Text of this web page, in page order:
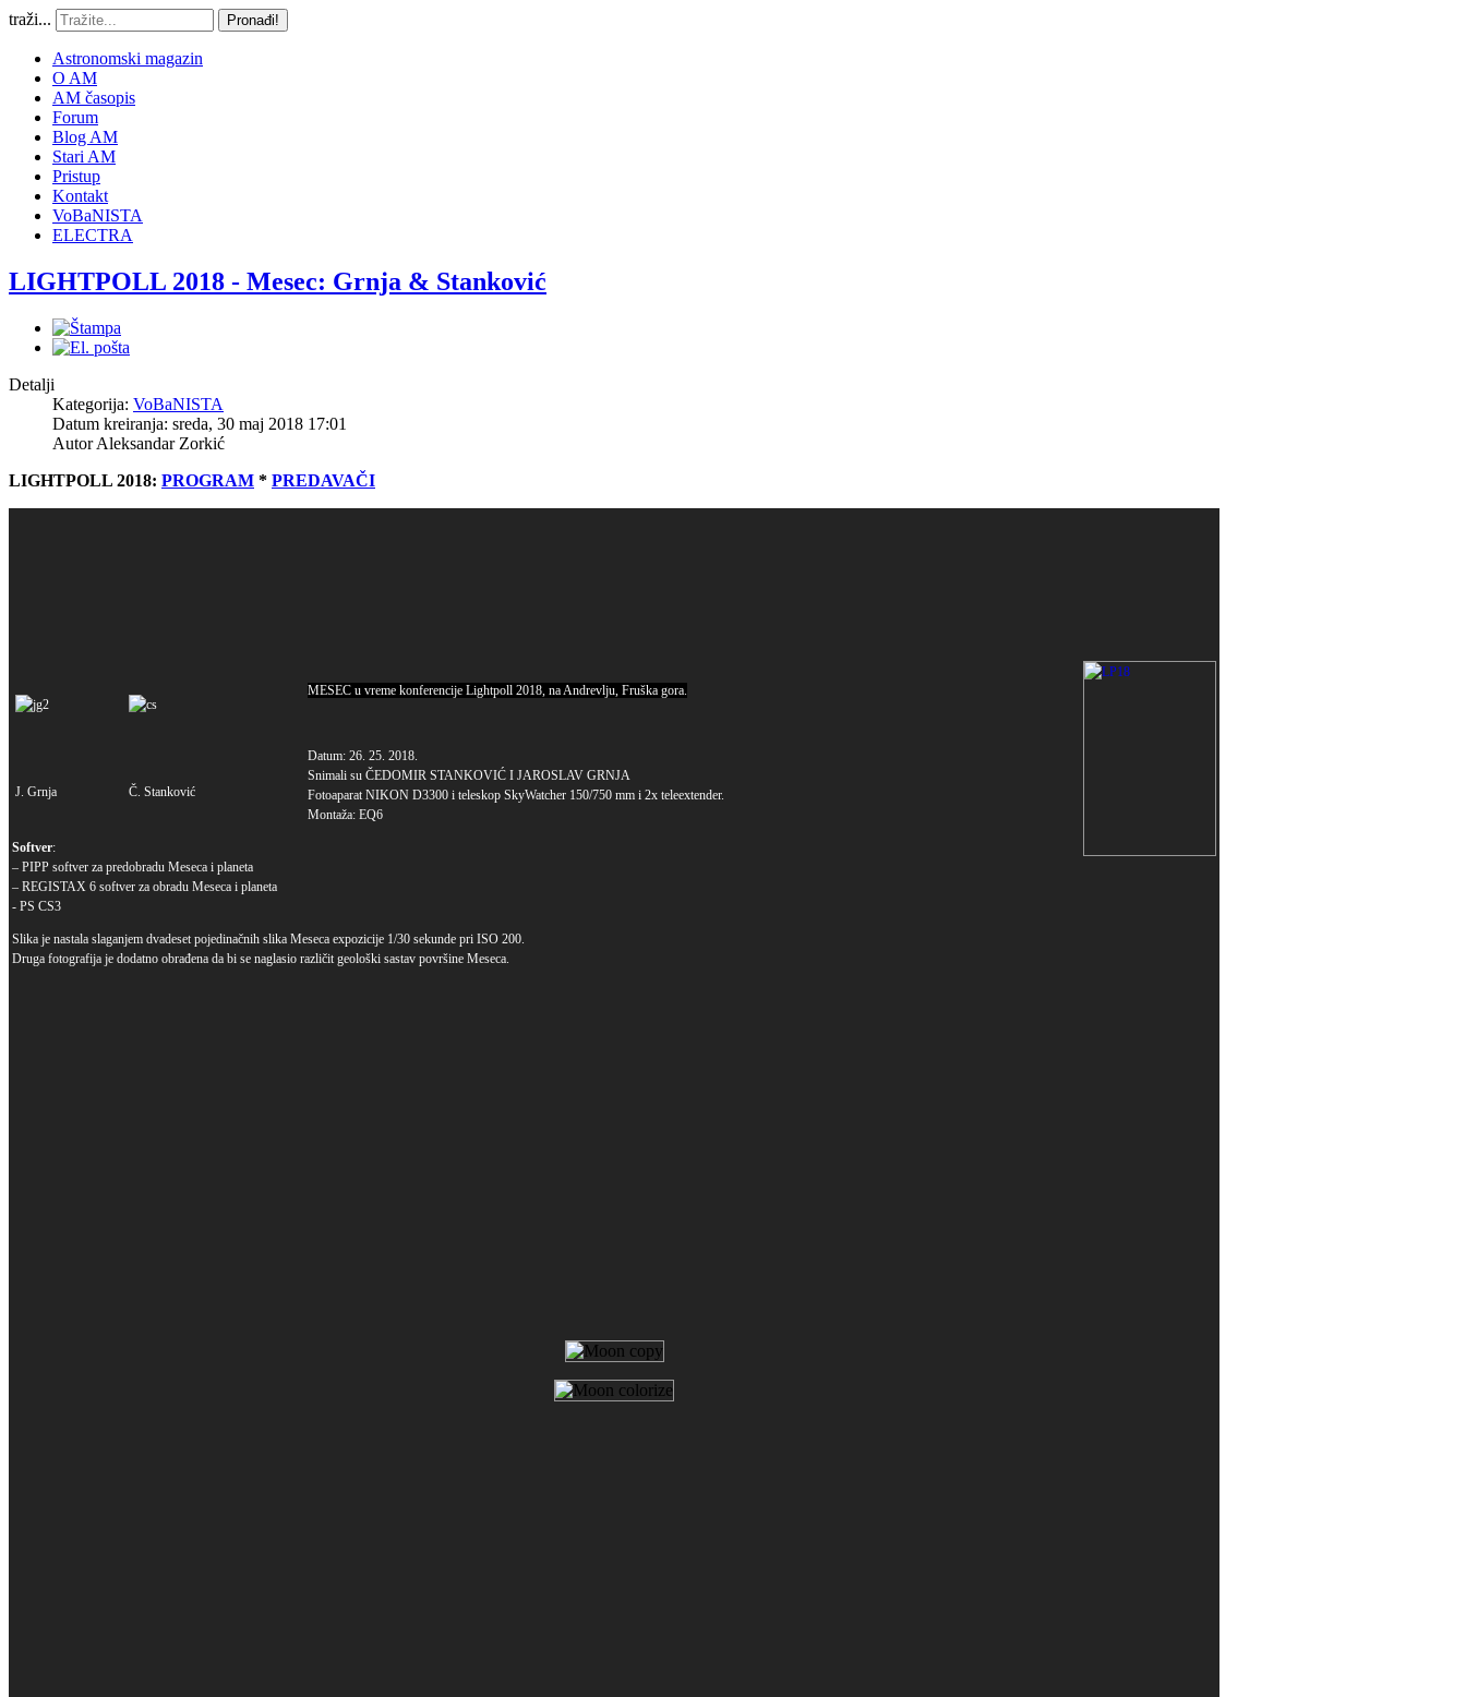
traži... Pronađi!
Astronomski magazin
O AM
AM časopis
Forum
Blog AM
Stari AM
Pristup
Kontakt
VoBaNISTA
ELECTRA
LIGHTPOLL 2018 - Mesec: Grnja & Stanković
Detalji
Kategorija: VoBaNISTA
Datum kreiranja: sreda, 30 maj 2018 17:01
AutorAleksandar Zorkić
LIGHTPOLL 2018: PROGRAM * PREDAVAČI
J. Grnja Č. Stanković
MESEC u vreme konferencije Lightpoll 2018, na Andrevlju, Fruška gora.
Datum: 26. 25. 2018.
Snimali su ČEDOMIR STANKOVIĆ I JAROSLAV GRNJA
Fotoaparat NIKON D3300 i teleskop SkyWatcher 150/750 mm i 2x teleextender.
Montaža: EQ6
Softver:
– PIPP softver za predobradu Meseca i planeta
– REGISTAX 6 softver za obradu Meseca i planeta
- PS CS3
Slika je nastala slaganjem dvadeset pojedinačnih slika Meseca expozicije 1/30 sekunde pri ISO 200.
Druga fotografija je dodatno obrađena da bi se naglasio različit geološki sastav površine Meseca.